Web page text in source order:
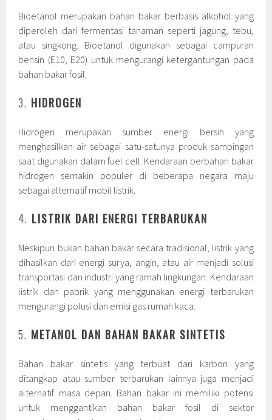
Bioetanol merupakan bahan bakar berbasis alkohol yang
diperoleh dari fermentasi tanaman seperti jagung, tebu,
atau singkong. Bioetanol digunakan sebagai campuran
bensin (E10, E20) untuk mengurangi ketergantungan pada
bahan bakar fosil.
3. HIDROGEN
Hidrogen merupakan sumber energi bersih yang
menghasilkan air sebagai satu-satunya produk sampingan
saat digunakan dalam fuel cell. Kendaraan berbahan bakar
hidrogen semakin populer di beberapa negara maju
sebagai alternatif mobil listrik.
4. LISTRIK DARI ENERGI TERBARUKAN
Meskipun bukan bahan bakar secara tradisional, listrik yang
dihasilkan dari energi surya, angin, atau air menjadi solusi
transportasi dan industri yang ramah lingkungan. Kendaraan
listrik dan pabrik yang menggunakan energi terbarukan
mengurangi polusi dan emisi gas rumah kaca.
5. METANOL DAN BAHAN BAKAR SINTETIS
Bahan bakar sintetis yang terbuat dari karbon yang
ditangkap atau sumber terbarukan lainnya juga menjadi
alternatif masa depan. Bahan bakar ini memiliki potensi
untuk menggantikan bahan bakar fosil di sektor